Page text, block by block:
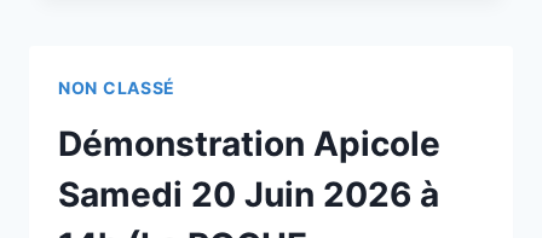
DIMANCHE
24
MAI
NON CLASSÉ
Démonstration Apicole
Samedi 20 Juin 2026 à